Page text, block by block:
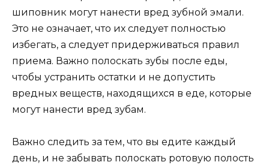
шиповник могут нанести вред зубной эмали.
Это не означает, что их следует полностью
избегать, а следует придерживаться правил
приема. Важно полоскать зубы после еды,
чтобы устранить остатки и не допустить
вредных веществ, находящихся в еде, которые
могут нанести вред зубам.
Важно следить за тем, что вы едите каждый
день, и не забывать полоскать ротовую полость